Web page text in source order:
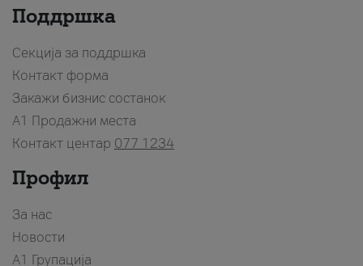
Поддршка
Секција за поддршка
Контакт форма
Закажи бизнис состанок
A1 Продажни места
Контакт центар 077 1234
Профил
За нас
Новости
А1 Групација